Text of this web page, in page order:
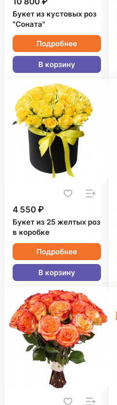
Букет из кустовых роз
"Соната"
Подробнее
В корзину
4 550 ₽
Букет из 25 желтых роз
в коробке
Подробнее
В корзину